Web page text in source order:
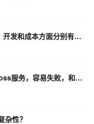
基于这套Serverless微服务的最佳实践，开发和成本方面分别有何优势？
构建的微信小程序上传大于3M的图片到oss服务，容易失败，和oss有关吗？
性？